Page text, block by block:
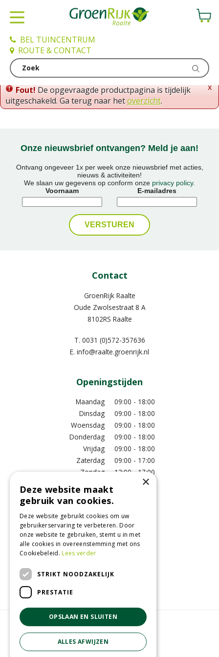
e
BEL TUINCENTRUM
ROUTE & CONTACT
x
Fout! De opgevraagde productpagina is tijdelijk
uitgeschakeld. Ga terug naar hetoverzicht.
Onze nieuwsbrief ontvangen? Meld je aan!
Ontvang ongeveer 1x per week onze nieuwsbrief met acties,
nieuws & activiteiten!
We slaan uw gegevens op conform onze privacy policy.
Voornaam
E-mailadres
Contact
GroenRijk Raalte
Oude Zwolsestraat 8 A
8102RS Raalte
T. 0031 (0)572-357636
E. info@raalte.groenrijk.nl
Openingstijden
Maandag
09:00 - 18:00
Dinsdag
09:00 - 18:00
Woensdag
09:00 - 18:00
Donderdag
09:00 - 18:00
Vrijdag
09:00 - 18:00
Zaterdag
09:00 - 17:00
Zondag
13:00 - 17:00
Meer vestigingsinformatie >
Informatie
Over ons
Algemene voorwaarden
Verzend- en retourregeling
© GroenRijk Raalte
Green Solutions
Tuincentrum Overzicht
×
Deze website maakt
gebruik van cookies.
Deze website gebruikt cookies om uw
gebruikerservaring te verbeteren. Door
onze website te gebruiken, stemt u in met
alle cookies in overeenstemming met ons
Cookiebeleid.Lees verder
STRIKT NOODZAKELIJK
PRESTATIE
OPSLAAN EN SLUITEN
ALLES AFWIJZEN